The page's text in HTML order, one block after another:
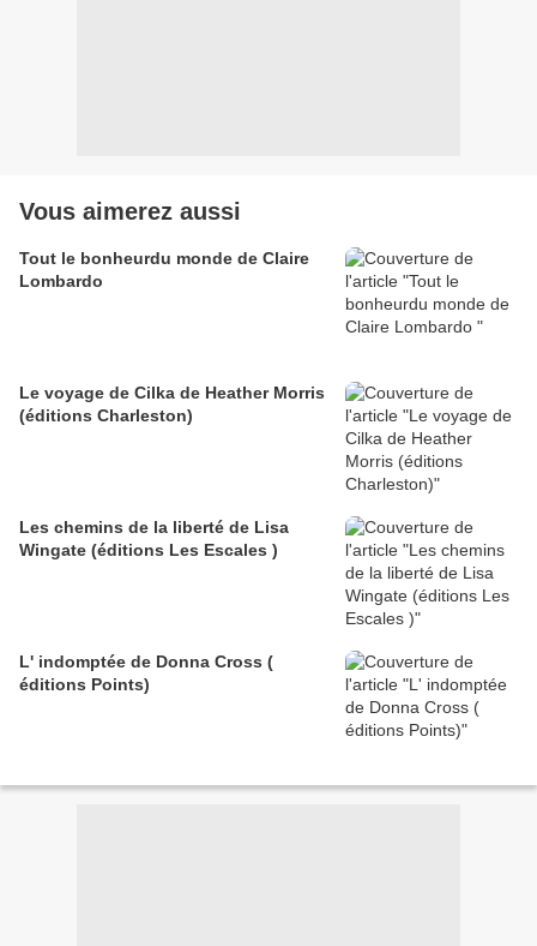
Vous aimerez aussi
Tout le bonheurdu monde de Claire
Lombardo
Le voyage de Cilka de Heather Morris
(éditions Charleston)
Les chemins de la liberté de Lisa
Wingate (éditions Les Escales )
L' indomptée de Donna Cross (
éditions Points)